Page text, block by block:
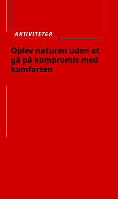
AKTIVITETER
Oplev naturen uden at
gå på kompromis med
komforten